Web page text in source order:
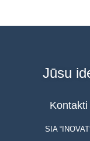
Jūsu
Kontakti
SIA